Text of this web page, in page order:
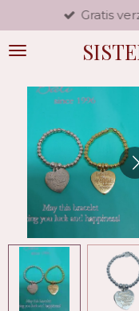
direct
naar
hoofdinhoud
Gratis